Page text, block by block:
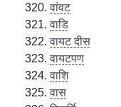
वांवट
वाडि
वायट दीस
वायटपण
वाशि
वास